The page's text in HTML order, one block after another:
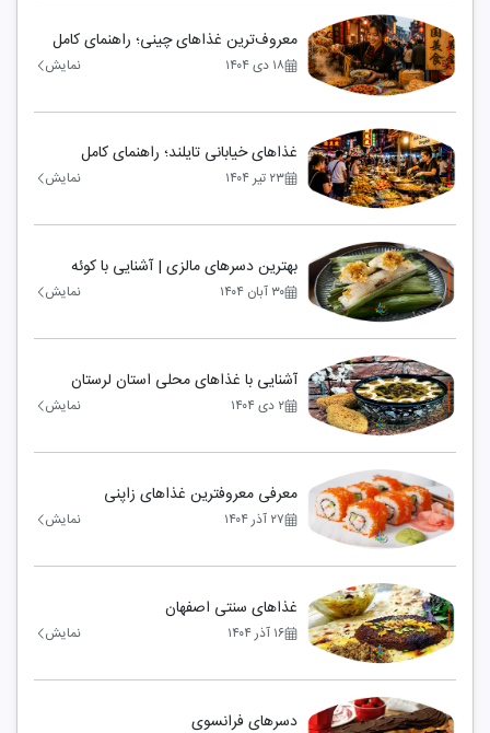
معروف‌ترین غذاهای چینی؛ راهنمای کامل
آشنایی با غذاهای محبوب چین
۱۸ دی ۱۴۰۴ نمایش
غذاهای خیابانی تایلند؛ راهنمای کامل
معروف‌ترین استریت فودهای تایلند
۲۳ تیر ۱۴۰۴ نمایش
بهترین دسرهای مالزی | آشنایی با کوئه
لاپیس و انواع کوئه
۳۰ آبان ۱۴۰۴ نمایش
آشنایی با غذاهای محلی استان لرستان
۲ دی ۱۴۰۴ نمایش
معرفی معروفترین غذاهای زاپنی
۲۷ آذر ۱۴۰۴ نمایش
غذاهای سنتی اصفهان
۱۶ آذر ۱۴۰۴ نمایش
دسرهای فرانسوی